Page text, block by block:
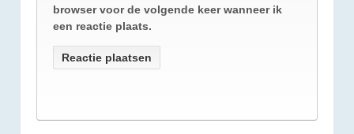
browser voor de volgende keer wanneer ik
een reactie plaats.